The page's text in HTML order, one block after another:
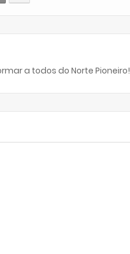
a todos do Norte Pioneiro!